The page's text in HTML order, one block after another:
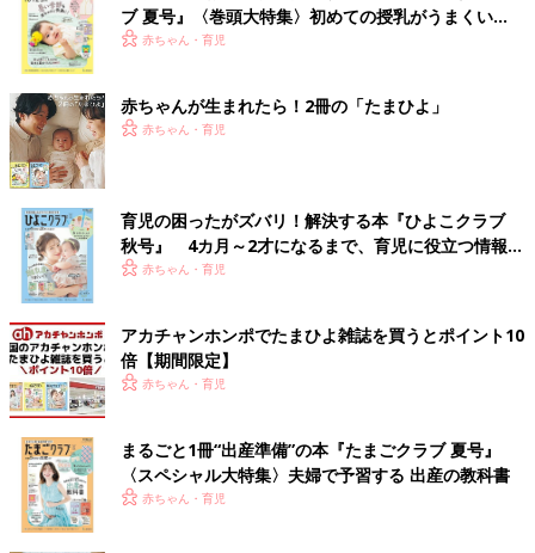
ブ 夏号』〈巻頭大特集〉初めての授乳がうまくい
く！ おっぱい・ミルクの基本と夏のトラブル 解決テ
赤ちゃん・育児
赤ちゃんが生まれたら！2冊の「たまひよ」
赤ちゃん・育児
育児の困ったがズバリ！解決する本『ひよこクラブ
秋号』 4カ月～2才になるまで、育児に役立つ情報が
いっぱい！
赤ちゃん・育児
アカチャンホンポでたまひよ雑誌を買うとポイント10
倍【期間限定】
赤ちゃん・育児
まるごと1冊“出産準備”の本『たまごクラブ 夏号』
〈スペシャル大特集〉夫婦で予習する 出産の教科書
赤ちゃん・育児